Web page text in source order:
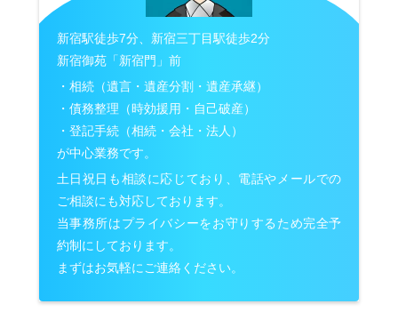
新宿駅徒歩7分、新宿三丁目駅徒歩2分
新宿御苑「新宿門」前
・相続（遺言・遺産分割・遺産承継）
・債務整理（時効援用・自己破産）
・登記手続（相続・会社・法人）
が中心業務です。
土日祝日も相談に応じており、電話やメールでの
ご相談にも対応しております。
当事務所はプライバシーをお守りするため完全予
約制にしております。
まずはお気軽にご連絡ください。